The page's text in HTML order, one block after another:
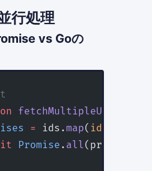
行処理
vs Goの
fetchMultipleUsers
= ids.map( id
Promise . all (promises);